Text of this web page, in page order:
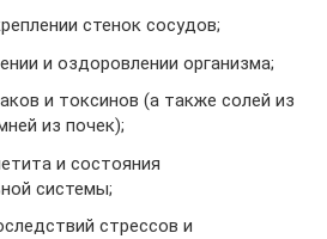
стенок сосудов;
и оздоровлении организма;
и токсинов (а также солей из
из почек);
и состояния
системы;
стрессов и